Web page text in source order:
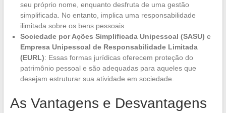
seu próprio nome, enquanto desfruta de uma gestão
simplificada. No entanto, implica uma responsabilidade
ilimitada sobre os bens pessoais.
Sociedade por Ações Simplificada Unipessoal (SASU) e
Empresa Unipessoal de Responsabilidade Limitada
(EURL): Essas formas jurídicas oferecem proteção do
patrimônio pessoal e são adequadas para aqueles que
desejam estruturar sua atividade em sociedade.
As Vantagens e Desvantagens